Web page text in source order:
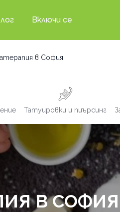
Включи се
в София
Татуировки и пиърсинг
В СОФИЯ